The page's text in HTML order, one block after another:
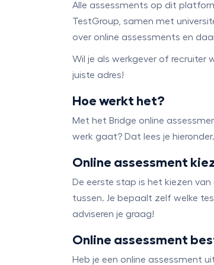
Alle assessments op dit
TestGroup, samen met
over online assessments en
Wil je als werkgever of recruiter
juiste adres!
Hoe werkt het?
Met het Bridge online
werk gaat? Dat lees je hieronder.
Online assessment
De eerste stap is het kiezen
tussen. Je bepaalt zelf welke
adviseren je graag!
Online assessment
Heb je een online assessment